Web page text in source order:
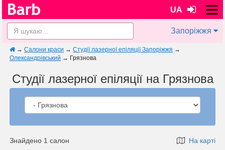
UA
Запоріжжя
→ Салони краси → Студії лазерної епіляції Запоріжжя →
Олександрівський → Грязнова
Студії лазерної епіляції на Грязнова
Знайдено 1 салон На карті